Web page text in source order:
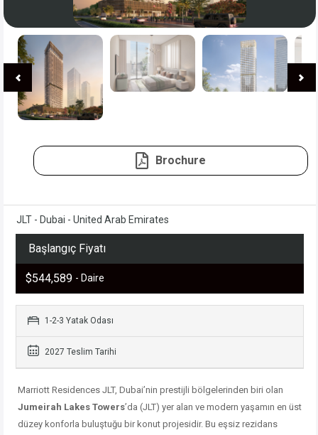
Brochure
JLT - Dubai - United Arab Emirates
Başlangıç Fiyatı
$544,589 - Daire
1-2-3 Yatak Odası
2027 Teslim Tarihi
Marriott Residences JLT, Dubai’nin prestijli bölgelerinden biri olan
Jumeirah Lakes Towers’da (JLT) yer alan ve modern yaşamın en üst
düzey konforla buluştuğu bir konut projesidir. Bu eşsiz rezidans